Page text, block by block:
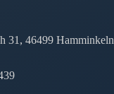
31, 46499 Hamminkeln